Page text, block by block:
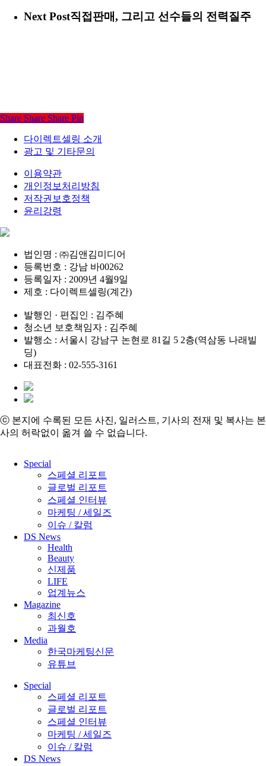
Next Post직접판매, 그리고 선수들의 전력질주
Share Share Share Pin
다이렉트셀링 소개
광고 및 기타문의
이용약관
개인정보처리방침
저작권보호정책
윤리강령
법인명 : ㈜김앤김미디어
등록번호 : 강남 바00262
등록일자 : 2009년 4월9일
제호 : 다이렉트셀링(계간)
발행인 · 편집인 : 김주혜
청소년 보호책임자 : 김주혜
발행소 : 서울시 강남구 논현로 81길 5 2층(역삼동 나래빌
딩)
대표전화 : 02-555-3161
ⓒ 본지에 수록된 모든 사진, 일러스트, 기사의 전재 및 복사는 본
사의 허락없이 옮겨 쓸 수 없습니다.
Close
Special
스페셜 리포트
글로벌 리포트
스페셜 인터뷰
마케팅 / 세일즈
이슈 / 칼럼
DS News
Health
Beauty
신제품
LIFE
업계뉴스
Magazine
최신호
과월호
Media
한국마케팅신문
유튜브
Special
스페셜 리포트
글로벌 리포트
스페셜 인터뷰
마케팅 / 세일즈
이슈 / 칼럼
DS News